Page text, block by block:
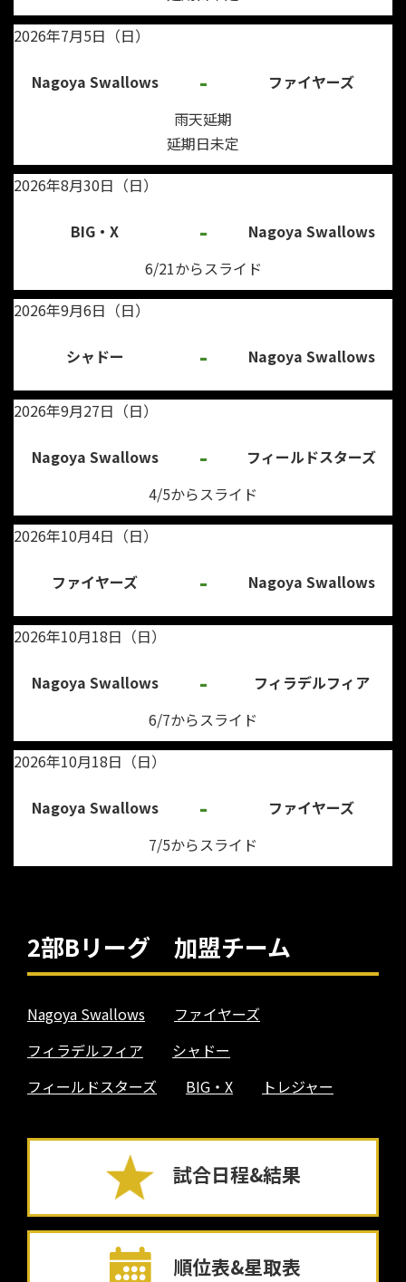
2026年7月5日（日）
Nagoya Swallows -
ファイヤーズ
雨天延期
延期日未定
2026年8月30日（日）
BIG・X -
Nagoya Swallows
6/21からスライド
2026年9月6日（日）
シャドー - Nagoya Swallows
2026年9月27日（日）
Nagoya Swallows -
フィールドスターズ
4/5からスライド
2026年10月4日（日）
ファイヤーズ - Nagoya Swallows
2026年10月18日（日）
Nagoya Swallows -
フィラデルフィア
6/7からスライド
2026年10月18日（日）
Nagoya Swallows -
ファイヤーズ
7/5からスライド
2部Bリーグ 加盟チーム
Nagoya Swallows
ファイヤーズ
フィラデルフィア
シャドー
フィールドスターズ
BIG・X トレジャー
試合日程&結果
順位表&星取表